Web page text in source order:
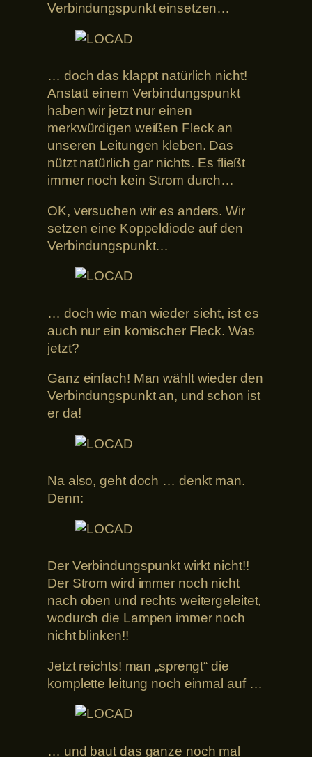
Verbindungspunkt einsetzen…
… doch das klappt natürlich nicht!
Anstatt einem Verbindungspunkt
haben wir jetzt nur einen
merkwürdigen weißen Fleck an
unseren Leitungen kleben. Das
nützt natürlich gar nichts. Es fließt
immer noch kein Strom durch…
OK, versuchen wir es anders. Wir
setzen eine Koppeldiode auf den
Verbindungspunkt…
… doch wie man wieder sieht, ist es
auch nur ein komischer Fleck. Was
jetzt?
Ganz einfach! Man wählt wieder den
Verbindungspunkt an, und schon ist
er da!
Na also, geht doch … denkt man.
Denn:
Der Verbindungspunkt wirkt nicht!!
Der Strom wird immer noch nicht
nach oben und rechts weitergeleitet,
wodurch die Lampen immer noch
nicht blinken!!
Jetzt reichts! man „sprengt“ die
komplette leitung noch einmal auf …
… und baut das ganze noch mal